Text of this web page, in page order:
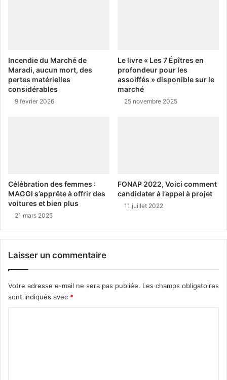
Incendie du Marché de
Maradi, aucun mort, des
pertes matérielles
considérables
9 février 2026
Le livre « Les 7 Épîtres en
profondeur pour les
assoiffés » disponible sur le
marché
25 novembre 2025
Célébration des femmes :
MAGGI s’apprête à offrir des
voitures et bien plus
21 mars 2025
FONAP 2022, Voici comment
candidater à l’appel à projet
11 juillet 2022
Laisser un commentaire
Votre adresse e-mail ne sera pas publiée. Les champs obligatoires
sont indiqués avec *